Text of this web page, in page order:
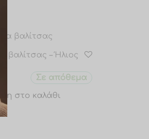
βαλίτσας – Ήλιος
Σε απόθεμα
στο καλάθι